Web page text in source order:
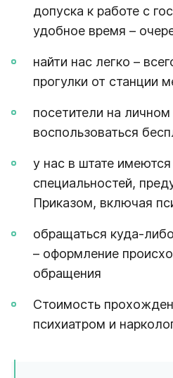
допуска к работе с
удобное время –
найти нас легко –
прогулки от станции
посетители на
воспользоваться
у нас в штате
специальностей,
Приказом, включая
обращаться куда-
– оформление
обращения
Стоимость
психиатром и